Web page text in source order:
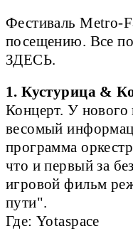
Фестиваль Metro-
посещению. Все
ЗДЕСЬ.
1. Кустурица &
Концерт. У
весомый
программа
что и первый за
игровой фильм
пути".
Где: Yotaspace